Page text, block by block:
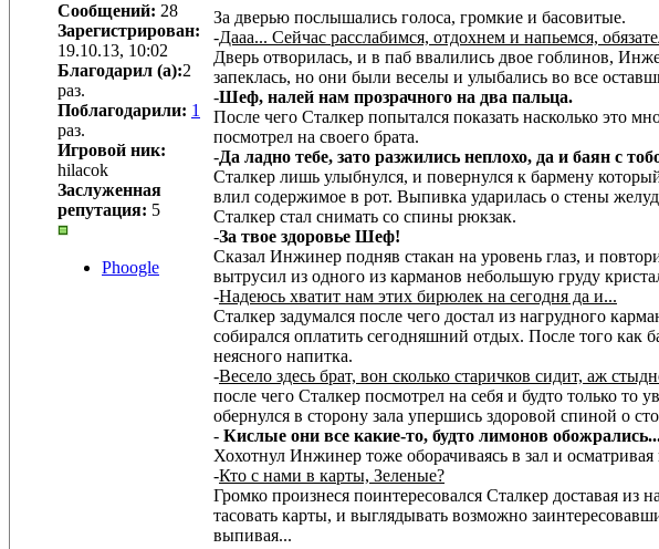
Сообщений: 28
Зарегистрирован:
19.10.13, 10:02
Благодарил (а):2
раз.
Поблагодарили: 1
раз.
Игровой ник:
hilacok
Заслуженная
репутация: 5
Phoogle
За дверью послышались голоса, громкие и басовитые.
-Дааа... Сейчас расслабимся, отдохнем и напьемся,
Дверь отворилась, и в паб ввалились двое гоблинов,
запеклась, но они были веселы и улыбались во все
-Шеф, налей нам прозрачного на два пальца.
После чего Сталкер попытался показать насколько это
посмотрел на своего брата.
-Да ладно тебе, зато разжились неплохо, да и баян с
Сталкер лишь улыбнулся, и повернулся к бармену
влил содержимое в рот. Выпивка ударилась о стены
Сталкер стал снимать со спины рюкзак.
-За твое здоровье Шеф!
Сказал Инжинер подняв стакан на уровень глаз, и
вытрусил из одного из карманов небольшую груду
-Надеюсь хватит нам этих бирюлек на сегодня да и...
Сталкер задумался после чего достал из нагрудного
собирался оплатить сегодняшний отдых. После того
неясного напитка.
-Весело здесь брат, вон сколько старичков сидит, аж
после чего Сталкер посмотрел на себя и будто только то
обернулся в сторону зала упершись здоровой спиной о
- Кислые они все какие-то, будто лимонов
Хохотнул Инжинер тоже оборачиваясь в зал и
-Кто с нами в карты, Зеленые?
Громко произнеся поинтересовался Сталкер доставая
тасовать карты, и выглядывать возможно
выпивая...